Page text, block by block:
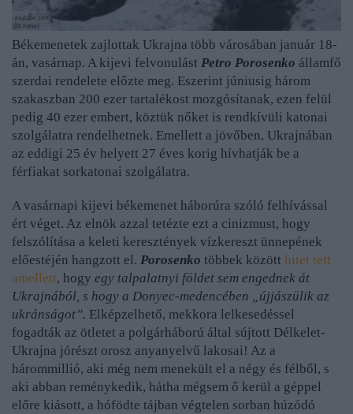
Békemenetek zajlottak Ukrajna több városában január 18-
án, vasárnap. A kijevi felvonulást Petro Porosenko államfő
szerdai rendelete előzte meg. Eszerint júniusig három
szakaszban 200 ezer tartalékost mozgósítanak, ezen felül
pedig 40 ezer embert, köztük nőket is rendkívüli katonai
szolgálatra rendelhetnek. Emellett a jövőben, Ukrajnában
az eddigi 25 év helyett 27 éves korig hívhatják be a
férfiakat sorkatonai szolgálatra.
A vasárnapi kijevi békemenet háborúra szóló felhívással
ért véget. Az elnök azzal tetézte ezt a cinizmust, hogy
felszólítása a keleti keresztények vízkereszt ünnepének
előestéjén hangzott el. Porosenko többek között hitet tett
amellett, hogy egy talpalatnyi földet sem engednek át
Ukrajnából, s hogy a Donyec-medencében „újjászülik az
ukránságot”. Elképzelhető, mekkora lelkesedéssel
fogadták az ötletet a polgárháború által sújtott Délkelet-
Ukrajna jórészt orosz anyanyelvű lakosai! Az a
hárommillió, aki még nem menekült el a négy és félből, s
aki abban reménykedik, hátha mégsem ő kerül a géppel
előre kiásott, a hófödte tájban végtelen sorban húzódó